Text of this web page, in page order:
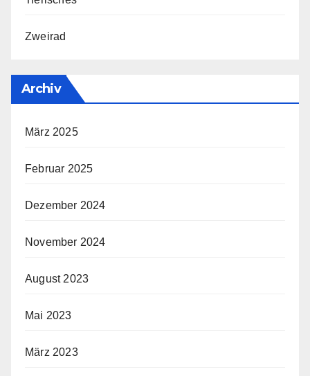
Zweirad
Archiv
März 2025
Februar 2025
Dezember 2024
November 2024
August 2023
Mai 2023
März 2023